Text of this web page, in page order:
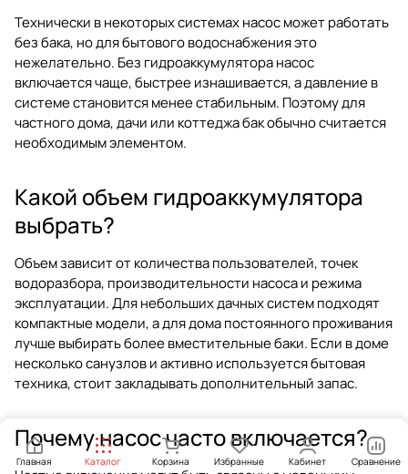
Технически в некоторых системах насос может работать
без бака, но для бытового водоснабжения это
нежелательно. Без гидроаккумулятора насос
включается чаще, быстрее изнашивается, а давление в
системе становится менее стабильным. Поэтому для
частного дома, дачи или коттеджа бак обычно считается
необходимым элементом.
Какой объем гидроаккумулятора
выбрать?
Объем зависит от количества пользователей, точек
водоразбора, производительности насоса и режима
эксплуатации. Для небольших дачных систем подходят
компактные модели, а для дома постоянного проживания
лучше выбирать более вместительные баки. Если в доме
несколько санузлов и активно используется бытовая
техника, стоит закладывать дополнительный запас.
Почему насос часто включается?
Главная Каталог Корзина Избранные Кабинет Сравнение